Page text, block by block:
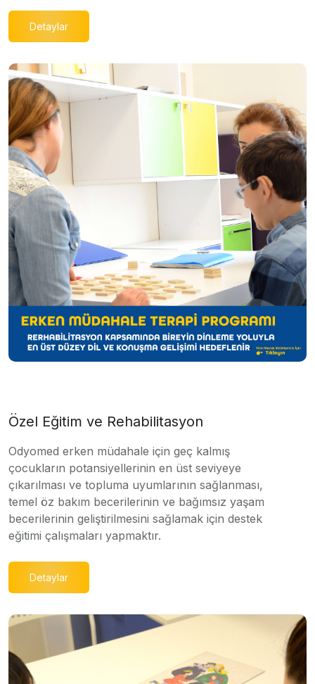
Detaylar
Özel Eğitim ve Rehabilitasyon
Odyomed erken müdahale için geç kalmış
çocukların potansiyellerinin en üst seviyeye
çıkarılması ve topluma uyumlarının sağlanması,
temel öz bakım becerilerinin ve bağımsız yaşam
becerilerinin geliştirilmesini sağlamak için destek
eğitimi çalışmaları yapmaktır.
Detaylar